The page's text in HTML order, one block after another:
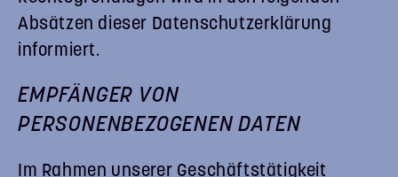
Absätzen dieser Datenschutzerklärung
informiert.
EMPFÄNGER VON
PERSONENBEZOGENEN DATEN
Im Rahmen unserer Geschäftstätigkeit